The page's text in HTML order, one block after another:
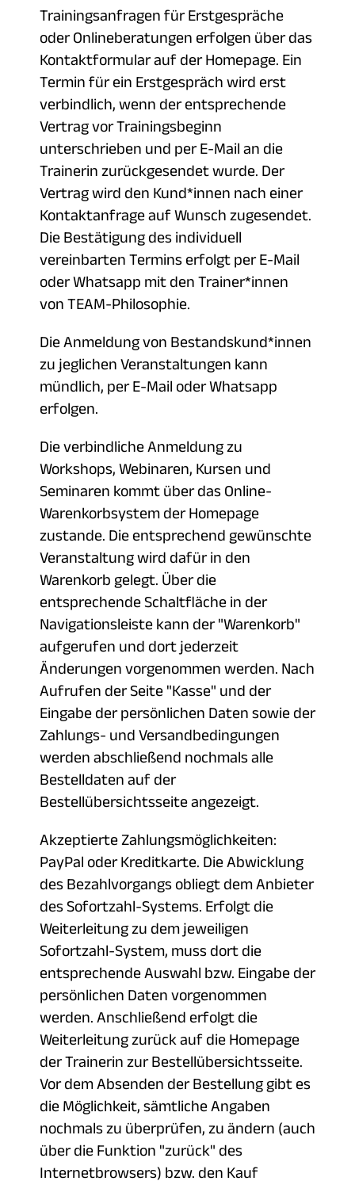
Trainingsanfragen für Erstgespräche
oder Onlineberatungen erfolgen über das
Kontaktformular auf der Homepage. Ein
Termin für ein Erstgespräch wird erst
verbindlich, wenn der entsprechende
Vertrag vor Trainingsbeginn
unterschrieben und per E-Mail an die
Trainerin zurückgesendet wurde. Der
Vertrag wird den Kund*innen nach einer
Kontaktanfrage auf Wunsch zugesendet.
Die Bestätigung des individuell
vereinbarten Termins erfolgt per E-Mail
oder Whatsapp mit den Trainer*innen
von TEAM-Philosophie.
Die Anmeldung von Bestandskund*innen
zu jeglichen Veranstaltungen kann
mündlich, per E-Mail oder Whatsapp
erfolgen.
Die verbindliche Anmeldung zu
Workshops, Webinaren, Kursen und
Seminaren kommt über das Online-
Warenkorbsystem der Homepage
zustande. Die entsprechend gewünschte
Veranstaltung wird dafür in den
Warenkorb gelegt. Über die
entsprechende Schaltfläche in der
Navigationsleiste kann der "Warenkorb"
aufgerufen und dort jederzeit
Änderungen vorgenommen werden. Nach
Aufrufen der Seite "Kasse" und der
Eingabe der persönlichen Daten sowie der
Zahlungs- und Versandbedingungen
werden abschließend nochmals alle
Bestelldaten auf der
Bestellübersichtsseite angezeigt.
Akzeptierte Zahlungsmöglichkeiten:
PayPal oder Kreditkarte. Die Abwicklung
des Bezahlvorgangs obliegt dem Anbieter
des Sofortzahl-Systems. Erfolgt die
Weiterleitung zu dem jeweiligen
Sofortzahl-System, muss dort die
entsprechende Auswahl bzw. Eingabe der
persönlichen Daten vorgenommen
werden. Anschließend erfolgt die
Weiterleitung zurück auf die Homepage
der Trainerin zur Bestellübersichtsseite.
Vor dem Absenden der Bestellung gibt es
die Möglichkeit, sämtliche Angaben
nochmals zu überprüfen, zu ändern (auch
über die Funktion "zurück" des
Internetbrowsers) bzw. den Kauf